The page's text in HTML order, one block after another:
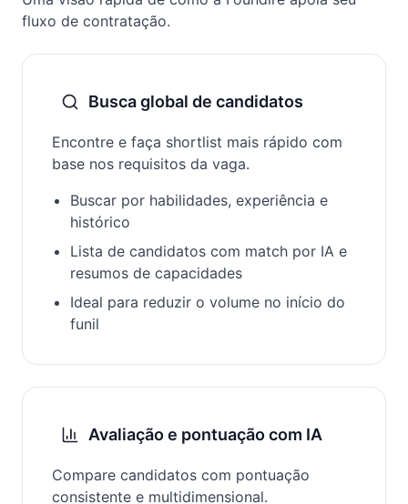
fluxo de contratação.
Busca global de candidatos
Encontre e faça shortlist mais rápido com
base nos requisitos da vaga.
Buscar por habilidades, experiência e
histórico
Lista de candidatos com match por IA e
resumos de capacidades
Ideal para reduzir o volume no início do
funil
Avaliação e pontuação com IA
Compare candidatos com pontuação
consistente e multidimensional.